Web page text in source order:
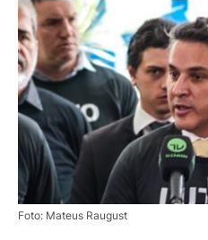
Foto: Mateus Raugust